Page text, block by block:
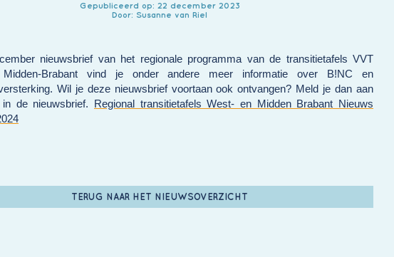
Gepubliceerd op: 22 december 2023
Door: Susanne van Riel
nieuwsbrief van het regionale programma van de transitietafels VVT
Brabant vind je onder andere meer informatie over B!NC en
Wil je deze nieuwsbrief voortaan ook ontvangen? Meld je dan aan
de nieuwsbrief. Regional transitietafels West- en Midden Brabant Nieuws
TERUG NAAR HET NIEUWSOVERZICHT